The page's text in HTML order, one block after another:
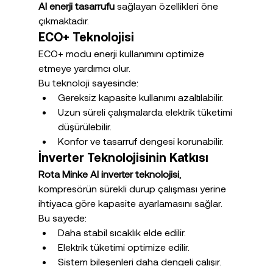
AI enerji tasarrufu sağlayan özellikleri öne
çıkmaktadır.
ECO+ Teknolojisi
ECO+ modu enerji kullanımını optimize
etmeye yardımcı olur.
Bu teknoloji sayesinde:
Gereksiz kapasite kullanımı azaltılabilir.
Uzun süreli çalışmalarda elektrik tüketimi
düşürülebilir.
Konfor ve tasarruf dengesi korunabilir.
İnverter Teknolojisinin Katkısı
Rota Minke AI inverter teknolojisi,
kompresörün sürekli durup çalışması yerine
ihtiyaca göre kapasite ayarlamasını sağlar.
Bu sayede:
Daha stabil sıcaklık elde edilir.
Elektrik tüketimi optimize edilir.
Sistem bileşenleri daha dengeli çalışır.